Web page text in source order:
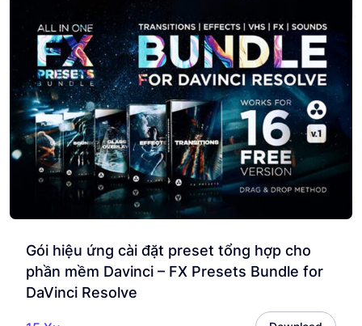
Gói hiệu ứng cài đặt preset tổng hợp cho
phần mềm Davinci – FX Presets Bundle for
DaVinci Resolve